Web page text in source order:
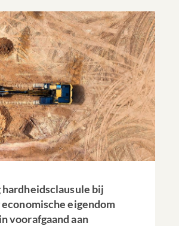
hardheidsclausule bij
eigendom
voorafgaand aan